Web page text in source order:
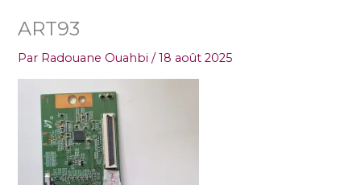
ART93
Par Radouane Ouahbi/18 août 2025